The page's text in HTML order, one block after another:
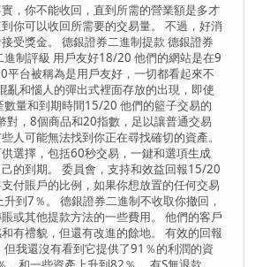
，你不能收回，直到所需的營業額是多才
你可以收回所需要的交易量。 不過，好消
受獎金。 德銀證券二進制提款 德銀證券
進制評級 用戶友好18/20 他們的網站是在9
平台被稱為是用戶友好，一切都看起來不
亂和惱人的彈出式裡面存放的出現，即使
數量和到期時間15/20 他們的籃子交易的
對，8個商品和20指數，足以讓普通交易
人可能無法找到你正在尋找確切的資產。
選擇，包括60秒交易，一鍵和選項生成
的到期。 委員會，支持和效益回報15/20
付賬戶的比例，如果你想放置的任何交易
到7％。 德銀證券二進制不收取你撤回，
或其他提款方法的一些費用。 他們的客戶
有禮貌，但還有改進的餘地。 有效的回報
我還沒有看到它提供了91％的利潤的資